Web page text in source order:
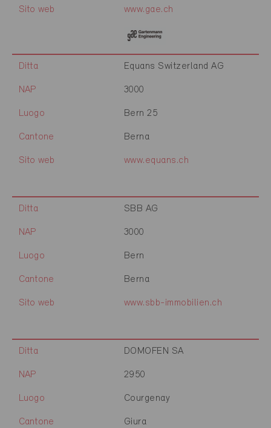
Sito web www.gae.ch
Ditta Equans Switzerland AG
NAP 3000
Luogo Bern 25
Cantone Berna
Sito web www.equans.ch
Ditta SBB AG
NAP 3000
Luogo Bern
Cantone Berna
Sito web www.sbb-immobilien.ch
Ditta DOMOFEN SA
NAP 2950
Luogo Courgenay
Cantone Giura